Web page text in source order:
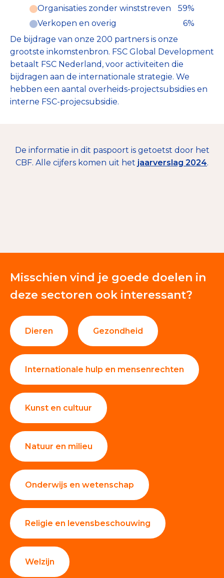
Organisaties zonder winststreven
59%
Verkopen en overig
6%
De bijdrage van onze 200 partners is onze
grootste inkomstenbron. FSC Global Development
betaalt FSC Nederland, voor activiteiten die
bijdragen aan de internationale strategie. We
hebben een aantal overheids-projectsubsidies en
interne FSC-projecsubsidie.
De informatie in dit paspoort is getoetst door het
CBF. Alle cijfers komen uit het jaarverslag 2024.
Misschien vind je goede doelen in
deze sectoren ook interessant?
Dieren Gezondheid
Internationale hulp en mensenrechten
Kunst en cultuur
Natuur en milieu
Onderwijs en wetenschap
Religie en levensbeschouwing
Welzijn